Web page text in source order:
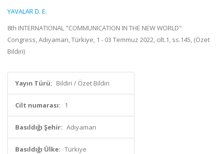
YAVALAR D. E.
8th INTERNATIONAL "COMMUNICATION IN THE NEW WORLD"
Congress, Adıyaman, Türkiye, 1 - 03 Temmuz 2022, cilt.1, ss.145, (Özet
Bildiri)
Yayın Türü: Bildiri / Özet Bildiri
Cilt numarası: 1
Basıldığı Şehir: Adıyaman
Basıldığı Ülke: Türkiye